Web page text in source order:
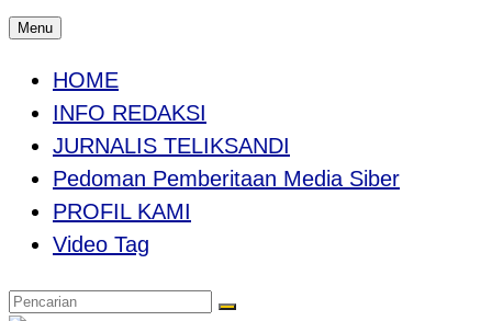
Menu
HOME
INFO REDAKSI
JURNALIS TELIKSANDI
Pedoman Pemberitaan Media Siber
PROFIL KAMI
Video Tag